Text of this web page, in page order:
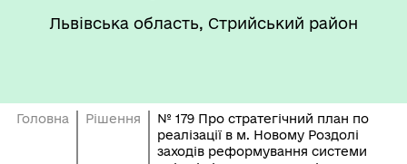
Львівська область, Стрийський район
Головна Рішення
№ 179 Про стратегічний план по
реалізації в м. Новому Роздолі
заходів реформування системи